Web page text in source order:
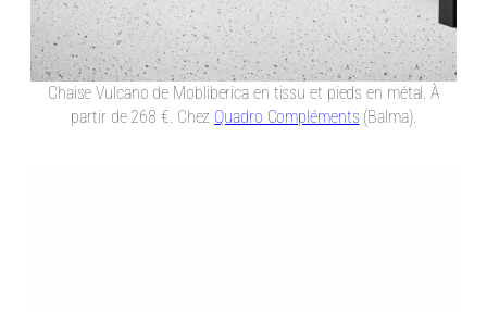
Chaise Vulcano de Mobliberica en tissu et pieds en métal. À
partir de 268 €. Chez Quadro Compléments (Balma).